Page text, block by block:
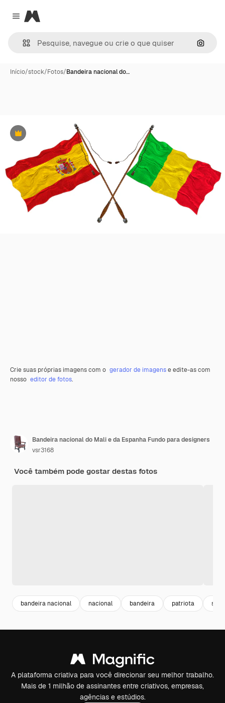
Close menu
Magnific
Início/stock/Fotos/Bandeira nacional do…
Premium
Crie suas próprias imagens com o gerador de imagense edite-as com
nosso editor de fotos.
Bandeira nacional do Mali e da Espanha Fundo para designers
vsr3168
Você também pode gostar destas fotos
bandeira nacional nacional bandeira patriota
A plataforma criativa para você direcionar seu melhor trabalho.
Mais de 1 milhão de assinantes entre criativos, empresas,
agências e estúdios.